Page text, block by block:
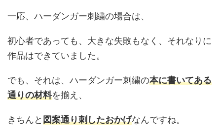
一応、ハーダンガー刺繍の場合は、
初心者であっても、大きな失敗もなく、それなりに
作品はできていました。
でも、それは、ハーダンガー刺繍の本に書いてある
通りの材料を揃え、
きちんと図案通り刺したおかげなんですね。